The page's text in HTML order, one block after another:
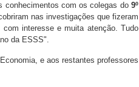
conhecimentos com os colegas do9º
nas investigações que fizeram
interesse e muita atenção. Tudo
da ESSS".
e aos restantes professores